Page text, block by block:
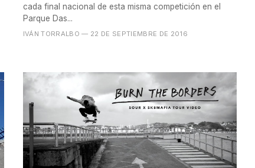
cada final nacional de esta misma competición en el
Parque Das...
IVÁN TORRALBO — 22 DE SEPTIEMBRE DE 2016